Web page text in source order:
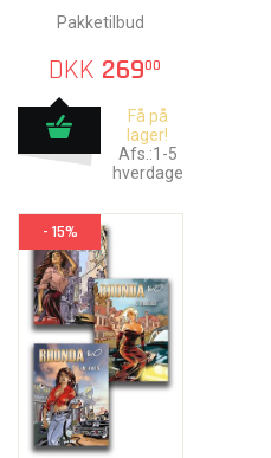
Pakketilbud
DKK 26900
Få på
lager!
Afs.:1-5
hverdage
- 15%